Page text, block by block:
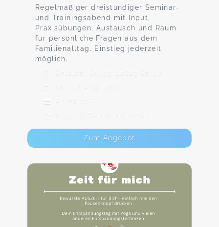
Regelmäßiger dreistündiger Seminar-
und Trainingsabend mit Input,
Praxisübungen, Austausch und Raum
für persönliche Fragen aus dem
Familienalltag. Einstieg jederzeit
möglich.
Belziger Str.53, 10823 Berlin
16. Jun - 15. Dez
Ab 59,00 €
Max. 10 TeilnehmerInnen
Zum Angebot